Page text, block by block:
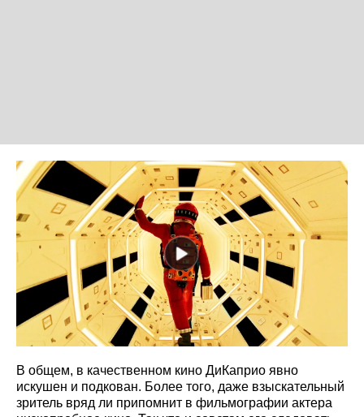
В общем, в качественном кино ДиКаприо явно
искушен и подкован. Более того, даже взыскательный
зритель вряд ли припомнит в фильмографии актера